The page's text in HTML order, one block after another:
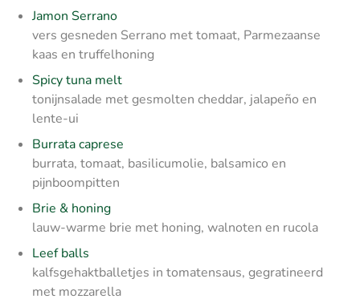
Jamon Serrano
vers gesneden Serrano met tomaat, Parmezaanse
kaas en truffelhoning
Spicy tuna melt
tonijnsalade met gesmolten cheddar, jalapeño en
lente-ui
Burrata caprese
burrata, tomaat, basilicumolie, balsamico en
pijnboompitten
Brie & honing
lauw-warme brie met honing, walnoten en rucola
Leef balls
kalfsgehaktballetjes in tomatensaus, gegratineerd
met mozzarella